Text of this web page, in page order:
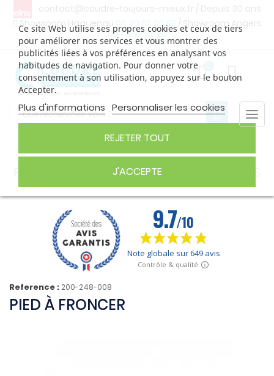
contact@coudre-toujours-mieux.fr / Depuis 30 ans
Showroom Haguenau
06 30 85 05 95
/ Showroom Angers
06 74 27 75 29
Ce site Web utilise ses propres cookies et ceux de tiers
pour améliorer nos services et vous montrer des
publicités liées à vos préférences en analysant vos
habitudes de navigation. Pour donner votre
consentement à son utilisation, appuyez sur le bouton
Accepter.
Plus d'informations Personnaliser les cookies
REJETER TOUT
J'ACCEPTE
PIEDS POUR SURJETEUSES ET RECOUVREUSES
Reference : 200-248-008
PIED À FRONCER